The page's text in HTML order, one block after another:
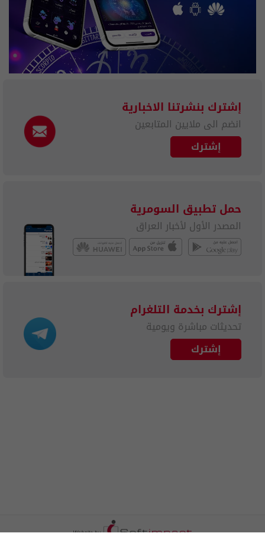
إشترك بنشرتنا الاخبارية
انضم الى ملايين المتابعين
إشترك
حمل تطبيق السومرية
المصدر الأول لأخبار العراق
إشترك بخدمة التلغرام
تحديثات مباشرة ويومية
إشترك